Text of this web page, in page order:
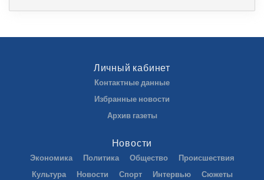
Личный кабинет
Контактные данные
Избранные новости
Архив газеты
Новости
Экономика Политика Общество
Происшествия
Культура
Новости Спорт Интервью
Сюжеты